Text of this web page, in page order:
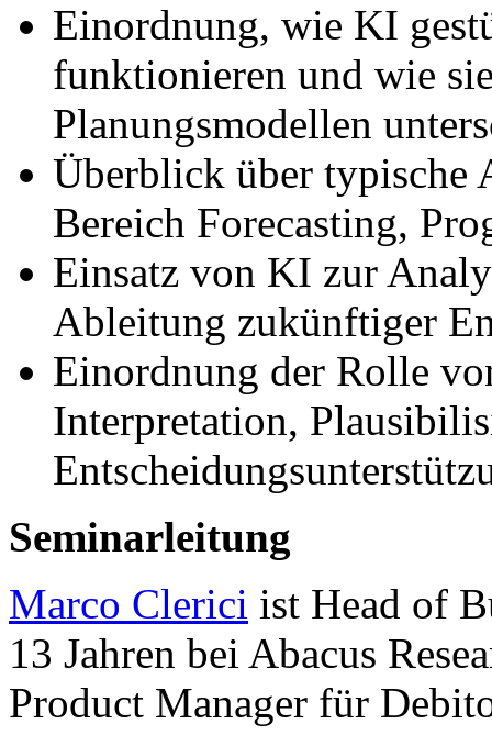
Einordnung, wie KI
funktionieren und wie
Planungsmodellen
Überblick über typische
Bereich Forecasting,
Einsatz von KI zur
Ableitung zukünftiger
Einordnung der Rolle
Interpretation,
Seminarleitung
Marco Clerici ist Head of
13 Jahren bei Abacus
Product Manager für